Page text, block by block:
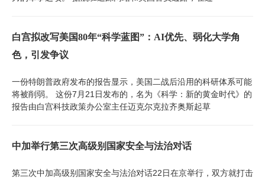
白宫拟改写美国80年“科学蓝图”：AI优先、弱化大学角
色，引发争议
一份特朗普政府发布的报告显示，美国二战后沿用的科研体系可能
将被削弱。 这份7月21日发布的，名为《科学：新的黄金时代》的
报告由白宫科技政策办公室主任迈克尔克拉齐奥斯起草
中加举行第三次高级别国家安全与法治对话
第三次中加高级别国家安全与法治对话22日在京举行，双方就打击